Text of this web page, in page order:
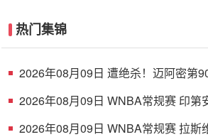
热门集锦
2026年08月09日 遭绝杀！迈阿密第
2026年08月09日 WNBA常规赛 印第
2026年08月09日 WNBA常规赛 拉斯